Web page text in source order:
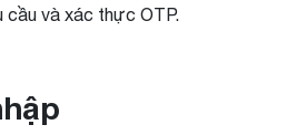
cầu và xác thực OTP.